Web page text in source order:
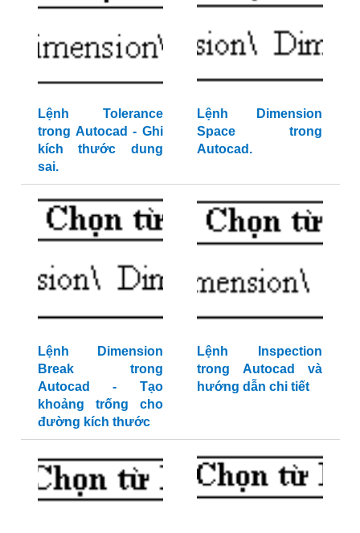
Lệnh Tolerance
trong Autocad - Ghi
kích thước dung
sai.
Lệnh Dimension
Space trong
Autocad.
Lệnh Dimension
Break trong
Autocad - Tạo
khoảng trống cho
đường kích thước
Lệnh Inspection
trong Autocad và
hướng dẫn chi tiết